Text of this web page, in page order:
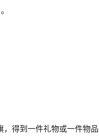
得到一件礼物或一件物品